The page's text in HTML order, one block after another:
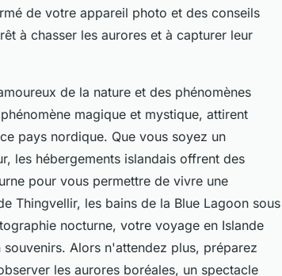
de votre appareil photo et des conseils
à chasser les aurores et à capturer leur
de la nature et des phénomènes
magique et mystique, attirent
pays nordique. Que vous soyez un
les hébergements islandais offrent des
pour vous permettre de vivre une
Thingvellir, les bains de la Blue Lagoon sous
nocturne, votre voyage en Islande
Alors n'attendez plus, préparez
les aurores boréales, un spectacle